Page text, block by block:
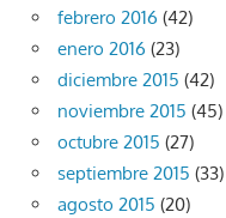
febrero 2016 (42)
enero 2016 (23)
diciembre 2015 (42)
noviembre 2015 (45)
octubre 2015 (27)
septiembre 2015 (33)
agosto 2015 (20)